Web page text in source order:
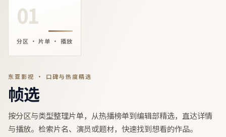
01
分区 · 片单 · 播放
东亚影视 · 口碑与热度精选
帧选
按分区与类型整理片单，从热播榜单到编辑部精选，直达详情
与播放。检索片名、演员或题材，快速找到想看的作品。